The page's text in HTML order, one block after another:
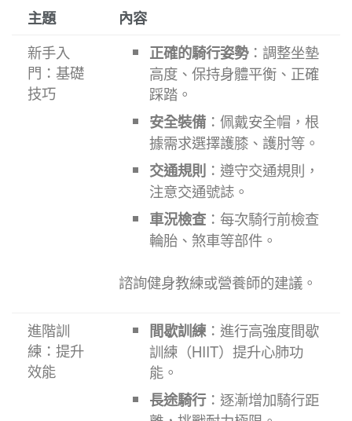
主題 內容
新手入
門：基礎
技巧
正確的騎行姿勢：調整坐墊
高度、保持身體平衡、正確
踩踏。
安全裝備 ：佩戴安全帽，根
據需求選擇護膝、護肘等。
交通規則 ：遵守交通規則，
注意交通號誌。
車況檢查 ：每次騎行前檢查
輪胎、煞車等部件。
諮詢健身教練或營養師的建議。
進階訓
練：提升
效能
間歇訓練 ：進行高強度間歇
訓練（HIIT）提升心肺功
能。
長途騎行：逐漸增加騎行距